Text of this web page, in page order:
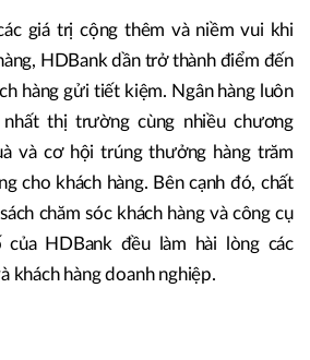
giá trị cộng thêm và niềm vui khi
HDBank dần trở thành điểm đến
hàng gửi tiết kiệm. Ngân hàng luôn
thị trường cùng nhiều chương
và cơ hội trúng thưởng hàng trăm
cho khách hàng. Bên cạnh đó, chất
chăm sóc khách hàng và công cụ
HDBank đều làm hài lòng các
khách hàng doanh nghiệp.